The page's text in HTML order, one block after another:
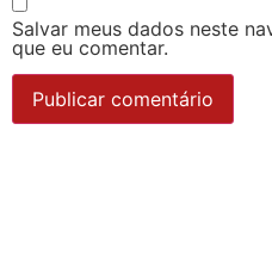
Salvar meus dados neste
que eu comentar.